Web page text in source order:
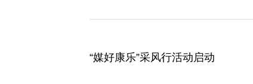
“媒好康乐”采风行活动启动